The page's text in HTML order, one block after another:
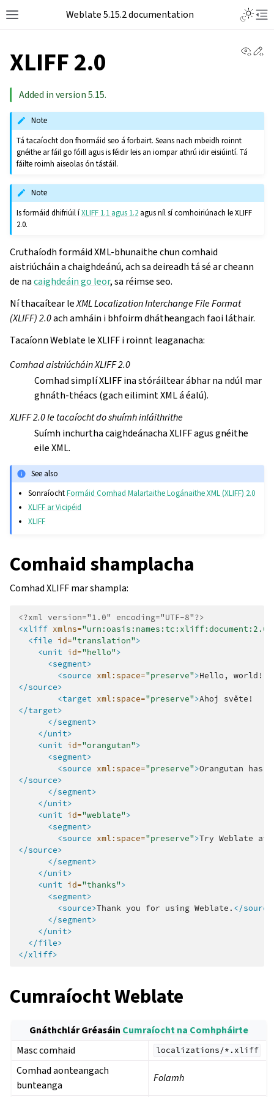
Weblate 5.15.2 documentation
XLIFF 2.0
Added in version 5.15.
Note
Tá tacaíocht don fhormáid seo á forbairt. Seans nach mbeidh roinnt
gnéithe ar fáil go fóill agus is féidir leis an iompar athrú idir eisiúintí. Tá
fáilte roimh aiseolas ón tástáil.
Note
Is formáid dhifriúil íXLIFF 1.1 agus 1.2 agus níl sí comhoiriúnach le XLIFF
2.0.
Cruthaíodh formáid XML-bhunaithe chun comhaid
aistriúcháin a chaighdeánú, ach sa deireadh tá sé ar cheann
de nacaighdeáin go leor, sa réimse seo.
Ní thacaítear leXML Localization Interchange File Format
(XLIFF) 2.0ach amháin i bhfoirm dhátheangach faoi láthair.
Tacaíonn Weblate le XLIFF i roinnt leaganacha:
Comhad aistriúcháin XLIFF 2.0
Comhad simplí XLIFF ina stóráiltear ábhar na ndúl mar
ghnáth-théacs (gach eilimint XML á éalú).
XLIFF 2.0 le tacaíocht do shuímh inláithrithe
Suímh inchurtha caighdeánacha XLIFF agus gnéithe
eile XML.
See also
SonraíochtFormáid Comhad Malartaithe Logánaithe XML (XLIFF) 2.0
XLIFF ar Vicipéid
XLIFF
Comhaid shamplacha
Comhad XLIFF mar shampla:
<?xml version="1.0" encoding="UTF-8"?>
<xliff xmlns="urn:oasis:names:tc:xliff:document:2.0"
<file id="translation">
<unit id="hello">
<segment>
<source xml:space="preserve">Hello,
</source>
<target xml:space="preserve">Ahoj
</target>
</segment>
</unit>
<unit id="orangutan">
<segment>
<source xml:space="preserve">Orangutan has
</source>
</segment>
</unit>
<unit id="weblate">
<segment>
<source xml:space="preserve">Try Weblate at
</source>
</segment>
</unit>
<unit id="thanks">
<segment>
<source>Thank you for using Weblate. </
</segment>
</unit>
</file>
</xliff>
Cumraíocht Weblate
Gnáthchlár Gréasáin Cumraíocht na Comhpháirte
Masc comhaid
localizations/*.xliff
Comhad aonteangach
bunteanga
Folamh